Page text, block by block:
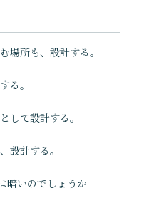
場所も、設計する。
る。
して設計する。
設計する。
暗いのでしょうか